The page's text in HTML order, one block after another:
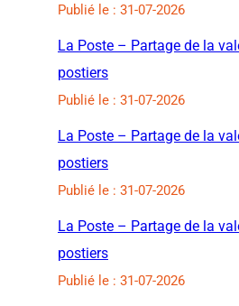
Publié le : 31-07-2026
La Poste – Partage de la
postiers
Publié le : 31-07-2026
La Poste – Partage de la
postiers
Publié le : 31-07-2026
La Poste – Partage de la
postiers
Publié le : 31-07-2026